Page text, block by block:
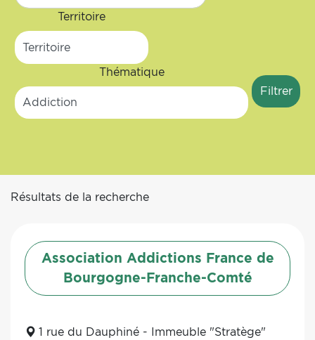
Territoire
Thématique
Résultats de la recherche
Association Addictions France de
Bourgogne-Franche-Comté
1 rue du Dauphiné - Immeuble "Stratège"